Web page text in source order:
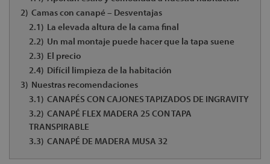
2) Camas con canapé – Desventajas
2.1) La elevada altura de la cama final
2.2) Un mal montaje puede hacer que la tapa suene
2.3) El precio
2.4) Difícil limpieza de la habitación
3) Nuestras recomendaciones
3.1) CANAPÉS CON CAJONES TAPIZADOS DE INGRAVITY
3.2) CANAPÉ FLEX MADERA 25 CON TAPA
TRANSPIRABLE
3.3) CANAPÉ DE MADERA MUSA 32